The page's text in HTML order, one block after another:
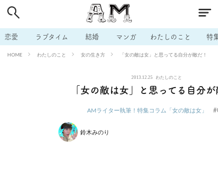
恋愛 ラブタイム 結婚 マンガ わたしのこと 特
HOME わたしのこと 女の生き方 「女の敵は女」と思ってる自分が敵だ！
2013.12.25 わたしのこと
「女の敵は女」と思ってる自分
AMライター執筆！特集コラム「女の敵は女」
鈴木みのり
# 男の本音 # セフレ # 不倫
# 出会う方法 # マッチングアプリ # ラブグッズ # 体の相